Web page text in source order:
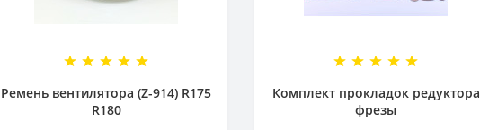
Ремень вентилятора (Z-914) R175
R180
Комплект прокладок редуктора
фрезы